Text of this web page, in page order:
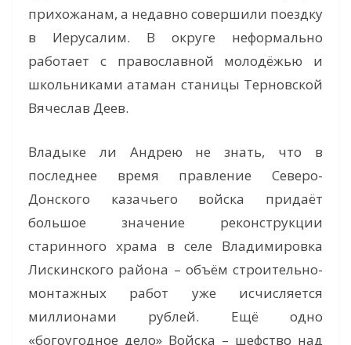
прихожанам, а недавно совершили поездку
в Иерусалим. В округе неформально
работает с православной молодёжью и
школьниками атаман станицы Терновской
Вячеслав Деев.
Владыке ли Андрею не знать, что в
последнее время правление Северо-
Донского казачьего войска придаёт
большое значение реконструкции
старинного храма в селе Владимировка
Лискинского района – объём строительно-
монтажных работ уже исчисляется
миллионами рублей. Ещё одно
«богоугодное дело» Войска – шефство над